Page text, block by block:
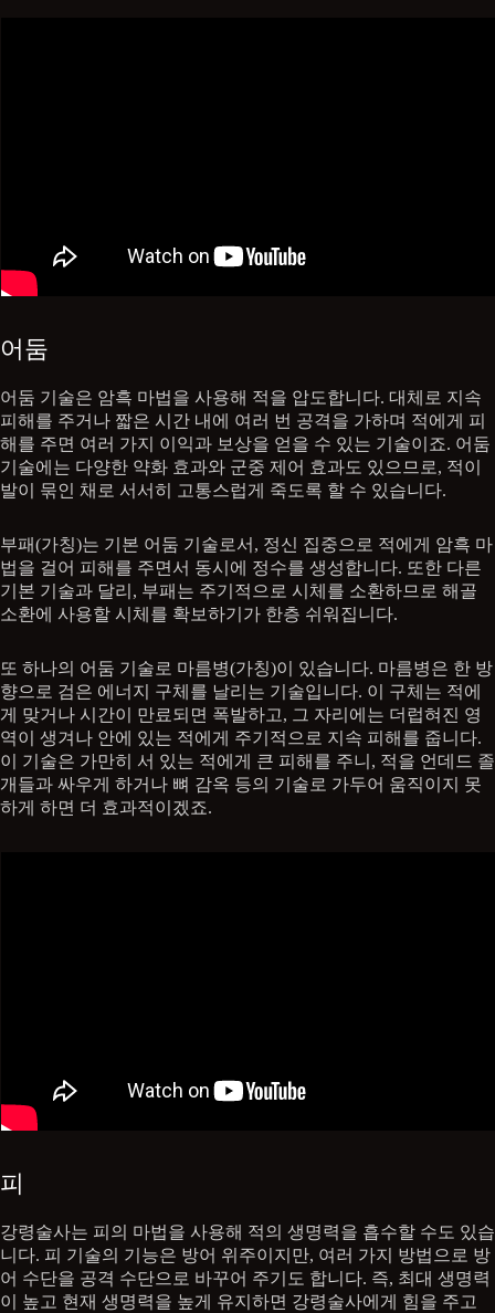
어둠
어둠 기술은 암흑 마법을 사용해 적을 압도합니다. 대체로 지속
피해를 주거나 짧은 시간 내에 여러 번 공격을 가하며 적에게 피
해를 주면 여러 가지 이익과 보상을 얻을 수 있는 기술이죠. 어둠
기술에는 다양한 약화 효과와 군중 제어 효과도 있으므로, 적이
발이 묶인 채로 서서히 고통스럽게 죽도록 할 수 있습니다.
부패(가칭)는 기본 어둠 기술로서, 정신 집중으로 적에게 암흑 마
법을 걸어 피해를 주면서 동시에 정수를 생성합니다. 또한 다른
기본 기술과 달리, 부패는 주기적으로 시체를 소환하므로 해골
소환에 사용할 시체를 확보하기가 한층 쉬워집니다.
또 하나의 어둠 기술로 마름병(가칭)이 있습니다. 마름병은 한 방
향으로 검은 에너지 구체를 날리는 기술입니다. 이 구체는 적에
게 맞거나 시간이 만료되면 폭발하고, 그 자리에는 더럽혀진 영
역이 생겨나 안에 있는 적에게 주기적으로 지속 피해를 줍니다.
이 기술은 가만히 서 있는 적에게 큰 피해를 주니, 적을 언데드 졸
개들과 싸우게 하거나 뼈 감옥 등의 기술로 가두어 움직이지 못
하게 하면 더 효과적이겠죠.
피
강령술사는 피의 마법을 사용해 적의 생명력을 흡수할 수도 있습
니다. 피 기술의 기능은 방어 위주이지만, 여러 가지 방법으로 방
어 수단을 공격 수단으로 바꾸어 주기도 합니다. 즉, 최대 생명력
이 높고 현재 생명력을 높게 유지하면 강령술사에게 힘을 주고